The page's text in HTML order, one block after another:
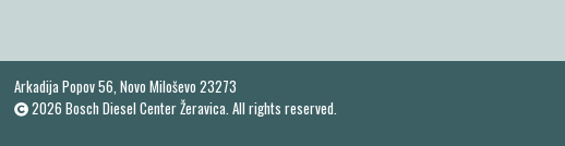
Arkadija Popov 56, Novo Miloševo 23273
2026 Bosch Diesel Center Žeravica. All rights reserved.